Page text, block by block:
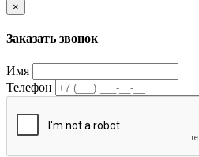
×
Заказать звонок
Имя
Телефон